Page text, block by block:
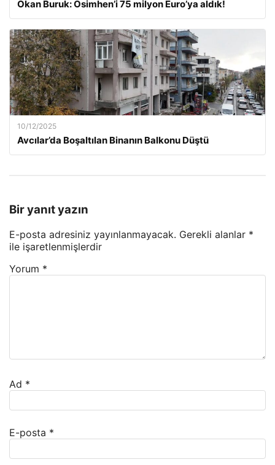
Okan Buruk: Osimhen’i 75 milyon Euro’ya aldık!
10/12/2025
Avcılar’da Boşaltılan Binanın Balkonu Düştü
Bir yanıt yazın
E-posta adresiniz yayınlanmayacak. Gerekli alanlar *
ile işaretlenmişlerdir
Yorum *
Ad *
E-posta *